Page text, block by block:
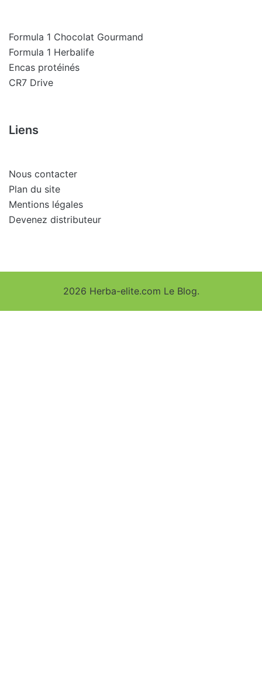
Formula 1 Chocolat Gourmand
Formula 1 Herbalife
Encas protéinés
CR7 Drive
Liens
Nous contacter
Plan du site
Mentions légales
Devenez distributeur
2026 Herba-elite.com Le Blog.